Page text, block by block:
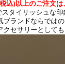
)以上のご注文は
タイリッシュ
ランドならでは
セサリーとしても